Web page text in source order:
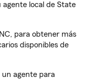
agente local de State
para obtener más
disponibles de
un agente para